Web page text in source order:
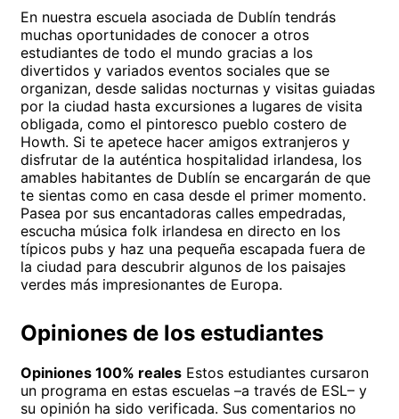
En nuestra escuela asociada de Dublín tendrás
muchas oportunidades de conocer a otros
estudiantes de todo el mundo gracias a los
divertidos y variados eventos sociales que se
organizan, desde salidas nocturnas y visitas guiadas
por la ciudad hasta excursiones a lugares de visita
obligada, como el pintoresco pueblo costero de
Howth. Si te apetece hacer amigos extranjeros y
disfrutar de la auténtica hospitalidad irlandesa, los
amables habitantes de Dublín se encargarán de que
te sientas como en casa desde el primer momento.
Pasea por sus encantadoras calles empedradas,
escucha música folk irlandesa en directo en los
típicos pubs y haz una pequeña escapada fuera de
la ciudad para descubrir algunos de los paisajes
verdes más impresionantes de Europa.
Opiniones de los estudiantes
Opiniones 100% reales Estos estudiantes cursaron
un programa en estas escuelas –a través de ESL– y
su opinión ha sido verificada. Sus comentarios no